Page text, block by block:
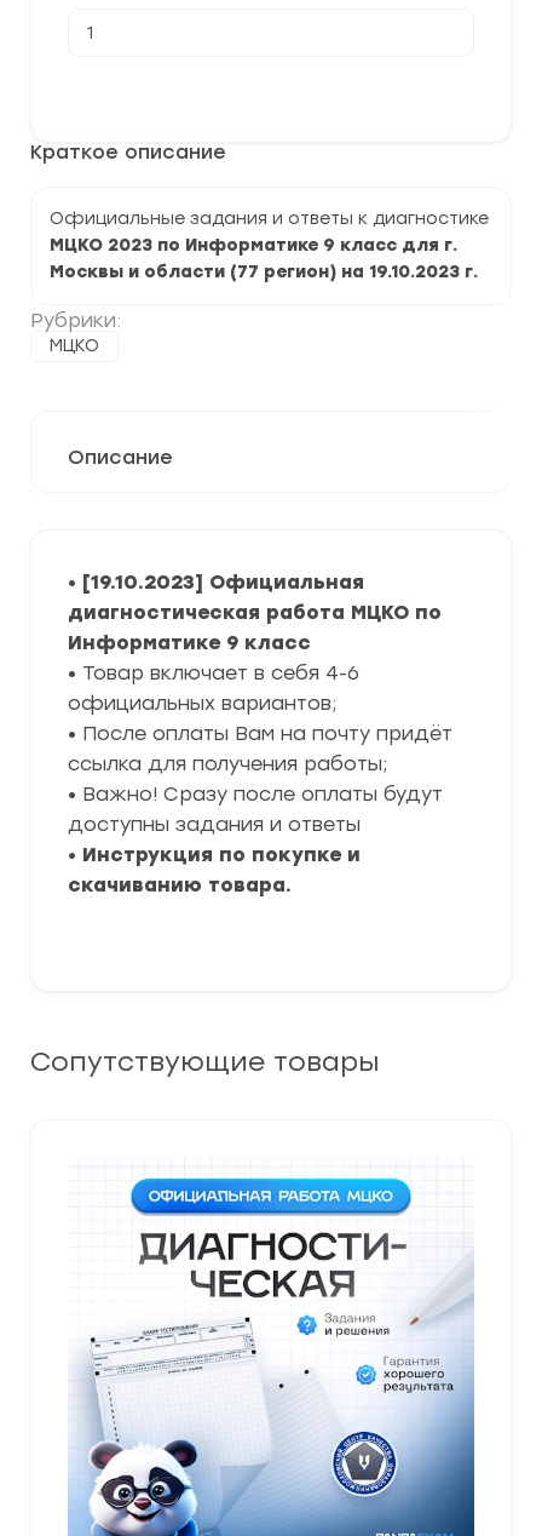
Краткое описание
Официальные задания и ответы к диагностике
МЦКО 2023 по Информатике 9 класс для г.
Москвы и области (77 регион) на 19.10.2023 г.
Рубрики:
МЦКО
товара
по
класс
Описание
• [19.10.2023] Официальная
диагностическая работа МЦКО по
Информатике 9 класс
• Товар включает в себя 4-6
официальных вариантов;
• После оплаты Вам на почту придёт
ссылка для получения работы;
• Важно! Сразу после оплаты будут
доступны задания и ответы
• Инструкция по покупке и
скачиванию товара.
Сопутствующие товары